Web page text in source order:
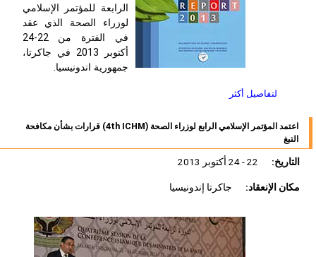
الرابعة للمؤتمر الإسلامي
لوزراء الصحة الذي عقد
في الفترة من 22-24
أكتوبر 2013 في جاكرتا،
جمهورية اندونيسيا.
لتفاصيل أكثر
اعتمد المؤتمر الإسلامي الرابع لوزراء الصحة (4th ICHM) قرارات بشأن مكافحة
التبغ
التاريخ:
مكان الإنعقاد:
جاكرتا إندونيسيا